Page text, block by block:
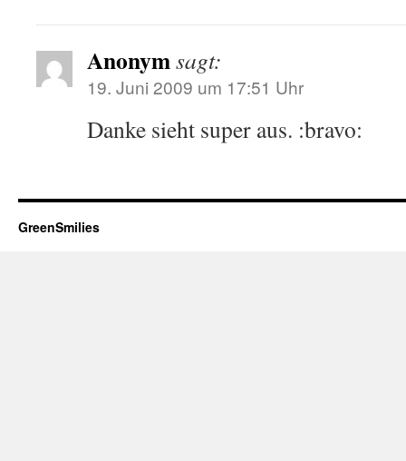
Anonymsagt:
19. Juni 2009 um 17:51 Uhr
Danke sieht super aus. :bravo:
GreenSmilies